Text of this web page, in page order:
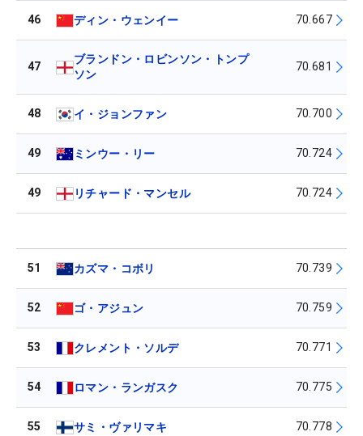
46 ディン・ウェンイー 70.667
47
ブランドン・ロビンソン・トンプ
ソン
70.681
48 イ・ジョンファン 70.700
49 ミンウー・リー 70.724
49 リチャード・マンセル 70.724
51 カズマ・コボリ 70.739
52 ゴ・アジュン 70.759
53 クレメント・ソルデ 70.771
54 ロマン・ランガスク 70.775
55 サミ・ヴァリマキ 70.778